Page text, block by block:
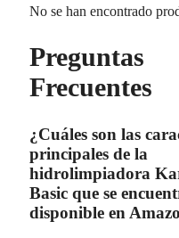
No se han encontrado
Preguntas
Frecuentes
¿Cuáles son las
principales de la
hidrolimpiadora
Basic que se
disponible en